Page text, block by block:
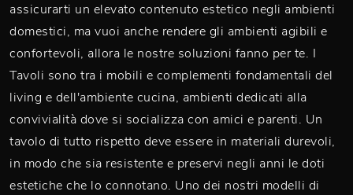
assicurarti un elevato contenuto estetico negli ambienti
domestici, ma vuoi anche rendere gli ambienti agibili e
confortevoli, allora le nostre soluzioni fanno per te. I
Tavoli sono tra i mobili e complementi fondamentali del
living e dell'ambiente cucina, ambienti dedicati alla
convivialità dove si socializza con amici e parenti. Un
tavolo di tutto rispetto deve essere in materiali durevoli,
in modo che sia resistente e preservi negli anni le doti
estetiche che lo connotano. Uno dei nostri modelli di